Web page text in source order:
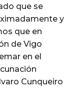
que se
y
que en
de Vigo
en el
Cunqueiro